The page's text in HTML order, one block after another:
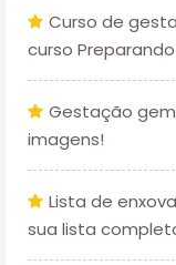
Curso de
curso
Gestação
imagens!
Lista de
sua lista